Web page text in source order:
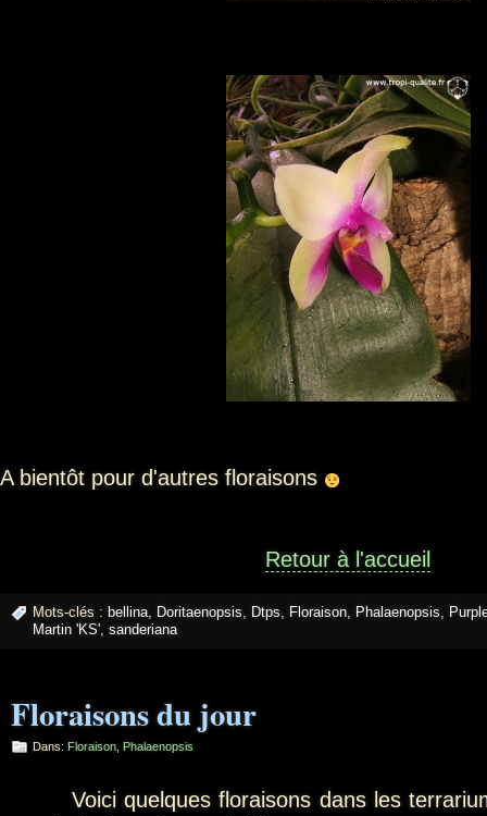
A bientôt pour d'autres floraisons
Retour à l'accueil
Mots-clés : bellina, Doritaenopsis, Dtps, Floraison, Phalaenopsis,
Martin 'KS', sanderiana
Floraisons du jour
Dans: Floraison Phalaenopsis
Voici quelques floraisons dans les